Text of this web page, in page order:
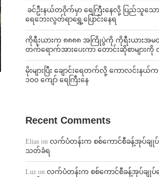
ခင်ဦးနယ်တဝိုက်မှာ ရေကြီးနေလို့ ပြည်သူသော
ရေဘေးလွတ်ရာရွှေ့ပြောင်းနေရ
ကိုရီးယားက ၈၈၈၈ အကြိုပွဲကို ကိုရီးယား
တက်ရောက်အားပေးကာ တောင်းဆိုစာများ
မိုးများပြီး ချောင်းရေတက်လို့ ကောလင်းနယ်က
၁၀၀ ကျော် ရေကြီးနေ
Recent Comments
Elias on လက်ပံတန်းက စစ်ကောင်စီခန့်အုပ်ချုပ်ရ
သတ်ခံရ
Luz on လက်ပံတန်းက စစ်ကောင်စီခန့်အုပ်ချုပ်ရ